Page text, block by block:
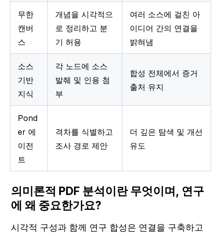
무한
캔버
스
개념을 시각적으
로 정리하고 분
기 허용
여러 소스에 걸친 아
이디어 간의 연결을
밝혀냄
소스
기반
지식
각 노드에 소스
발췌 및 인용 첨
부
합성 전체에서 증거
출처 유지
Pond
er 에
이전
트
격차를 식별하고
조사 경로 제안
더 깊은 탐색 및 개선
유도
의미론적 PDF 분석이란 무엇이며, 연구
에 왜 중요한가요?
시각적 구성과 함께 연구 합성은 연결을 구축하고